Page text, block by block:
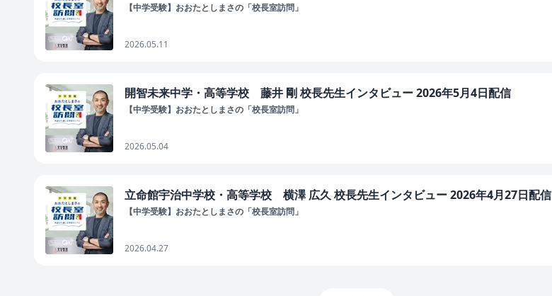
【中学受験】おおたとしまさの「校長室訪問」
2026.05.11
開智未来中学・高等学校 藤井 剛 校長先生インタビュー 2026年5月4日配信
【中学受験】おおたとしまさの「校長室訪問」
2026.05.04
立命館宇治中学校・高等学校 横澤 広久 校長先生インタビュー 2026年4月27日配信
【中学受験】おおたとしまさの「校長室訪問」
2026.04.27